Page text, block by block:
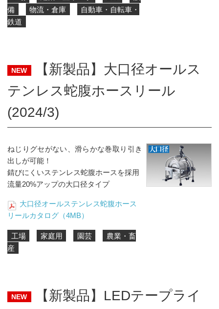
備
物流・倉庫
自動車・自転車・
鉄道
NEW
【新製品】大口径オールス
テンレス蛇腹ホースリール
(2024/3)
ねじりグセがない、滑らかな巻取り引き
出しが可能！
錆びにくいステンレス蛇腹ホースを採用
流量20%アップの大口径タイプ
大口径オールステンレス蛇腹ホース
リールカタログ（4MB）
工場 家庭用 園芸
農業・畜
産
NEW
【新製品】LEDテープライ